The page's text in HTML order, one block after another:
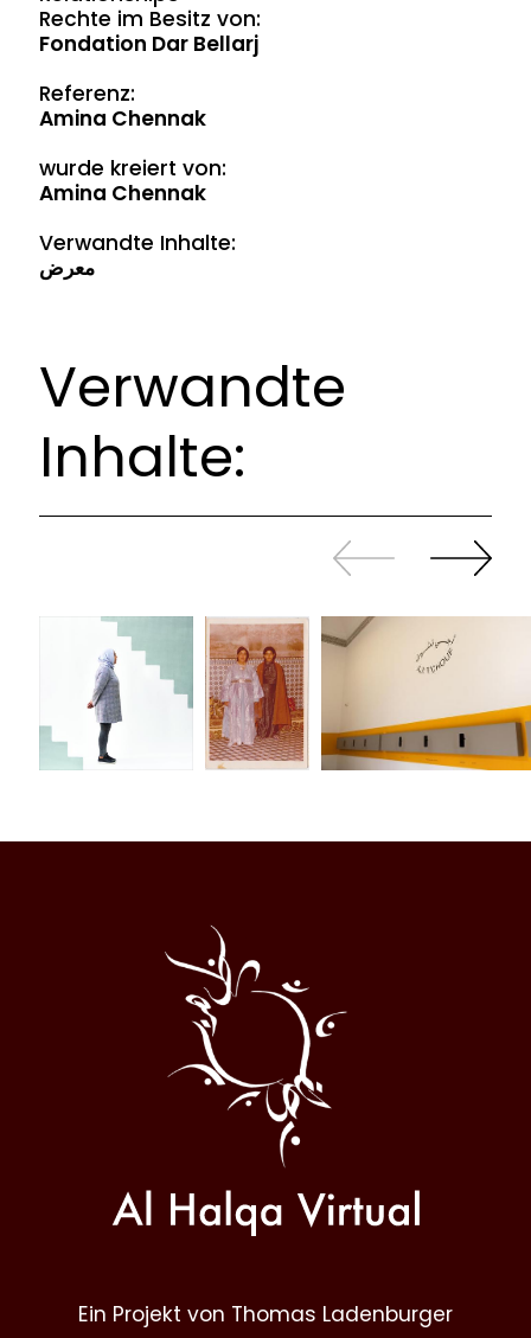
Rechte im Besitz von:
Fondation Dar Bellarj
Referenz:
Amina Chennak
wurde kreiert von:
Amina Chennak
Verwandte Inhalte:
معرض
Verwandte
Inhalte:
Zurück
sliden
Weiter
sliden
Halqa
Ein Projekt von Thomas Ladenburger